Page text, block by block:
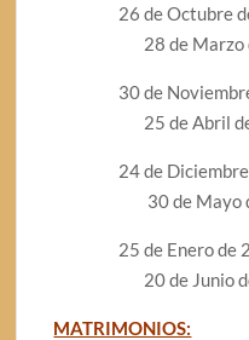
26 de
28 de Marzo
30 de
25 de Abril de
24 de
30 de Mayo de
25 de
20 de Junio de
MATRIMONIOS: